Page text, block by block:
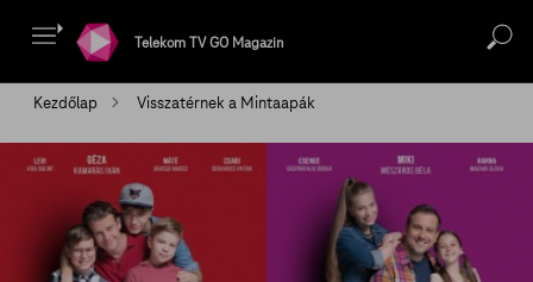
Telekom TV GO Magazin
Kezdőlap Visszatérnek a Mintaapák